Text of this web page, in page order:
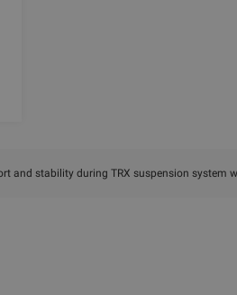
and stability during TRX suspension system